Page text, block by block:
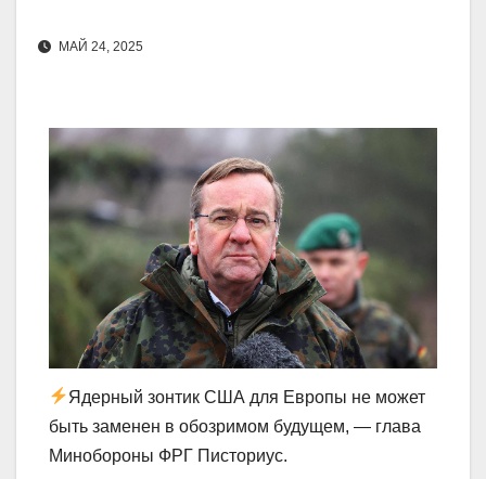
МАЙ 24, 2025
Ядерный зонтик США для Европы не может
быть заменен в обозримом будущем, — глава
Минобороны ФРГ Писториус.